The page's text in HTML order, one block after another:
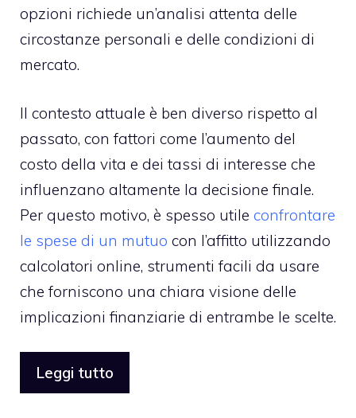
opzioni richiede un’analisi attenta delle
circostanze personali e delle condizioni di
mercato.
Il contesto attuale è ben diverso rispetto al
passato, con fattori come l’aumento del
costo della vita e dei tassi di interesse che
influenzano altamente la decisione finale.
Per questo motivo, è spesso utile confrontare
le spese di un mutuo con l’affitto utilizzando
calcolatori online, strumenti facili da usare
che forniscono una chiara visione delle
implicazioni finanziarie di entrambe le scelte.
Leggi tutto